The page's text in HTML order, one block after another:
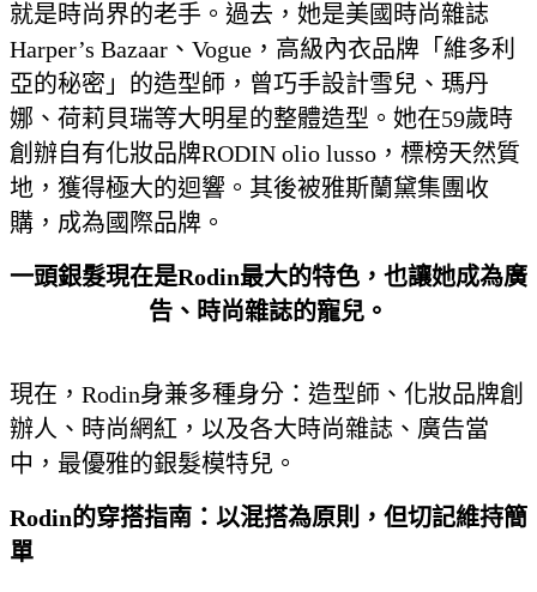
就是時尚界的老手。過去，她是美國時尚雜誌
Harper’s Bazaar、Vogue，高級內衣品牌「維多利
亞的秘密」的造型師，曾巧手設計雪兒、瑪丹
娜、荷莉貝瑞等大明星的整體造型。她在59歲時
創辦自有化妝品牌RODIN olio lusso，標榜天然質
地，獲得極大的迴響。其後被雅斯蘭黛集團收
購，成為國際品牌。
一頭銀髮現在是Rodin最大的特色，也讓她成為廣
告、時尚雜誌的寵兒。
現在，Rodin身兼多種身分：造型師、化妝品牌創
辦人、時尚網紅，以及各大時尚雜誌、廣告當
中，最優雅的銀髮模特兒。
Rodin的穿搭指南：以混搭為原則，但切記維持簡
單